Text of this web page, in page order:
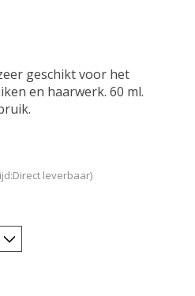
geschikt voor het
en haarwerk. 60 ml.
is
leverbaar)